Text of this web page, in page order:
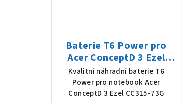
Baterie T6 Power pro
Acer ConceptD 3 Ezel
CC315-73G, Li-Poly,
11,61 V, 4683 mAh (54,36
Wh), černá
Kvalitní náhradní baterie T6
Power pro notebook Acer
ConceptD 3 Ezel CC315-73G